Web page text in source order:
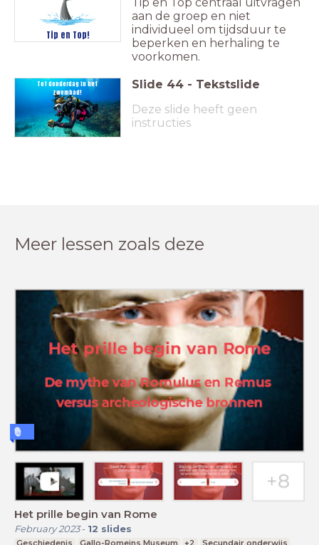
Tip en Top!
aan de groep en niet
individueel om tijdsduur te
beperken en herhaling te
voorkomen.
Tot donderdag in het
zwembad!
Slide 44 - Tekstslide
Deze slide heeft geen
instructies
Meer lessen zoals deze
Het prille begin van Rome
February 2023- 12 slides